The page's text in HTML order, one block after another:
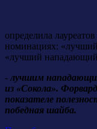
определила
номинациях:
«лучший
-лучшим
из «Сокола».
показателе
победная шайба.